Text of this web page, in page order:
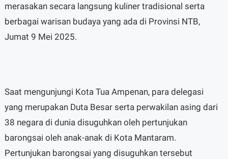
merasakan secara langsung kuliner tradisional serta
berbagai warisan budaya yang ada di Provinsi NTB,
Jumat 9 Mei 2025.
Saat mengunjungi Kota Tua Ampenan, para delegasi
yang merupakan Duta Besar serta perwakilan asing dari
38 negara di dunia disuguhkan oleh pertunjukan
barongsai oleh anak-anak di Kota Mantaram.
Pertunjukan barongsai yang disuguhkan tersebut